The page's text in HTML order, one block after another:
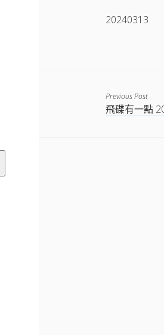
SHARE
20240313
Previous Post
飛碟有一點